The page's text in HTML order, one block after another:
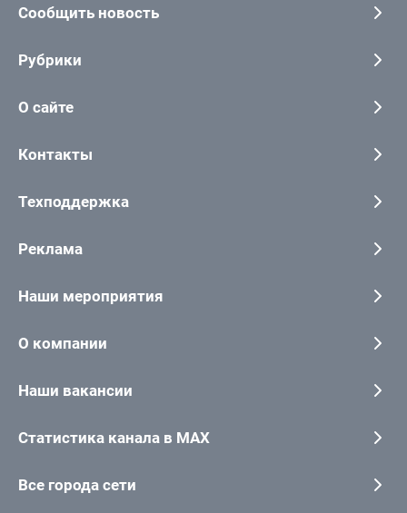
Сообщить новость
Рубрики
О сайте
Контакты
Техподдержка
Реклама
Наши мероприятия
О компании
Наши вакансии
Статистика канала в MAX
Все города сети